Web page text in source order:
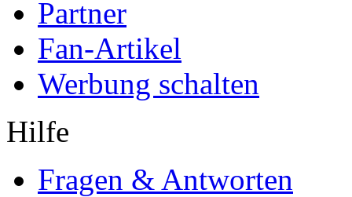
Partner
Fan-Artikel
Werbung schalten
Hilfe
Fragen & Antworten